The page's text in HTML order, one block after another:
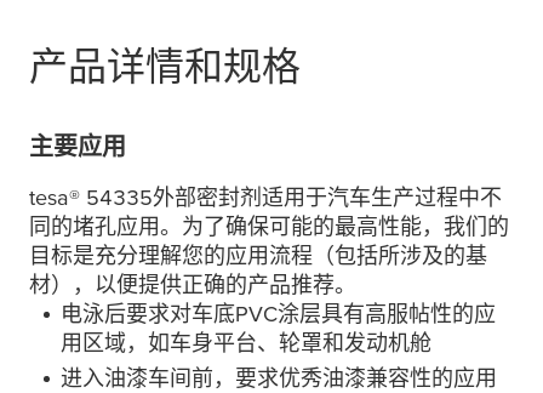
产品详情和规格
主要应用
tesa® 54335外部密封剂适用于汽车生产过程中不
同的堵孔应用。为了确保可能的最高性能，我们的
目标是充分理解您的应用流程（包括所涉及的基
材），以便提供正确的产品推荐。
电泳后要求对车底PVC涂层具有高服帖性的应
用区域，如车身平台、轮罩和发动机舱
进入油漆车间前，要求优秀油漆兼容性的应用